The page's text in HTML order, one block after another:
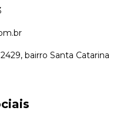
bairro Santa Catarina